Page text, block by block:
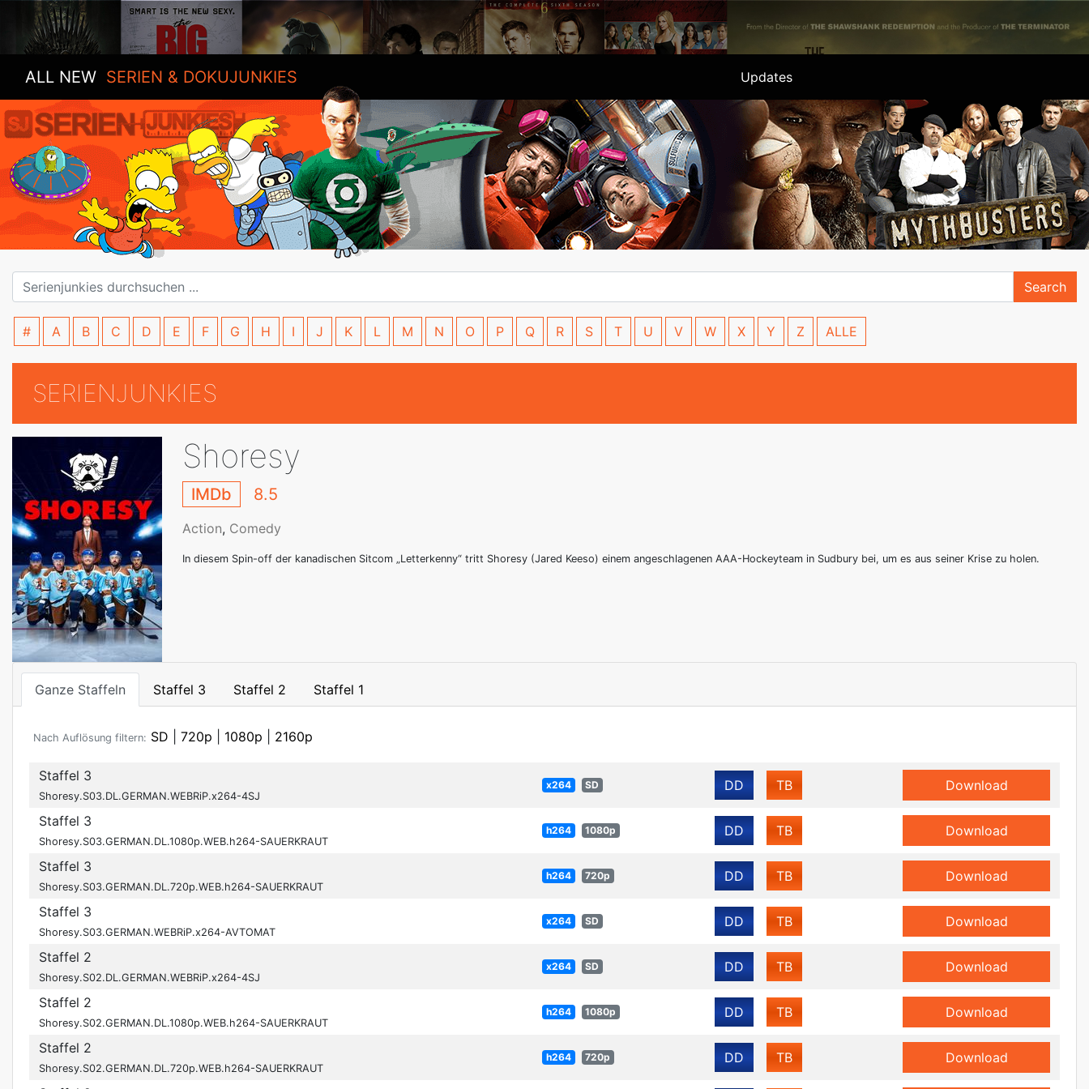
ALL NEW SERIEN & DOKUJUNKIES Updates
Search
# A B C D E F G H I J K L M N O P Q R S T U V W X Y Z ALLE
SERIENJUNKIES
Shoresy
IMDb 8.5
Action, Comedy
In diesem Spin-off der kanadischen Sitcom „Letterkenny“ tritt Shoresy (Jared Keeso) einem angeschlagenen AAA-Hockeyteam in Sudbury bei, um es aus seiner Krise zu holen.
Ganze Staffeln Staffel 3 Staffel 2 Staffel 1
Nach Auflösung filtern: SD 720p 1080p 2160p
Staffel 3
Shoresy.S03.DL.GERMAN.WEBRiP.x264-4SJ
x264 SD DD TB Download
Staffel 3
Shoresy.S03.GERMAN.DL.1080p.WEB.h264-SAUERKRAUT
h264 1080p DD TB Download
Staffel 3
Shoresy.S03.GERMAN.DL.720p.WEB.h264-SAUERKRAUT
h264 720p DD TB Download
Staffel 3
Shoresy.S03.GERMAN.WEBRiP.x264-AVTOMAT
x264 SD DD TB Download
Staffel 2
Shoresy.S02.DL.GERMAN.WEBRiP.x264-4SJ
x264 SD DD TB Download
Staffel 2
Shoresy.S02.GERMAN.DL.1080p.WEB.h264-SAUERKRAUT
h264 1080p DD TB Download
Staffel 2
Shoresy.S02.GERMAN.DL.720p.WEB.h264-SAUERKRAUT
h264 720p DD TB Download